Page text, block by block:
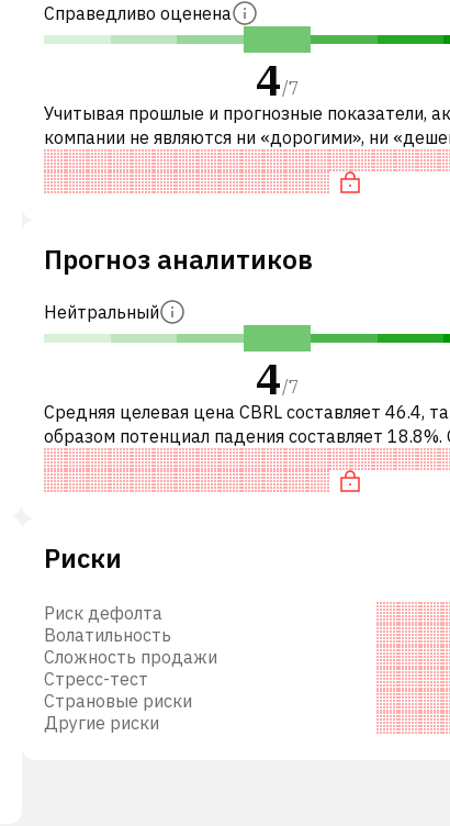
Справедливо оценена
4/7
Учитывая прошлые и прогнозные показатели,
компании не являются ни «дорогими», ни
по сравнению с аналогичными компаниями. В
акция компании пере
Прогноз аналитиков
Нейтральный
4/7
Средняя целевая цена CBRL составляет 46.4,
образом потенциал падения составляет 18.8%.
это означает рекомендацию «ПРОДАВАТЬ»
инвестиционных компаний ил
Риски
Риск дефолта
Волатильность
Сложность продажи
Стресс-тест
Страновые риски
Другие риски